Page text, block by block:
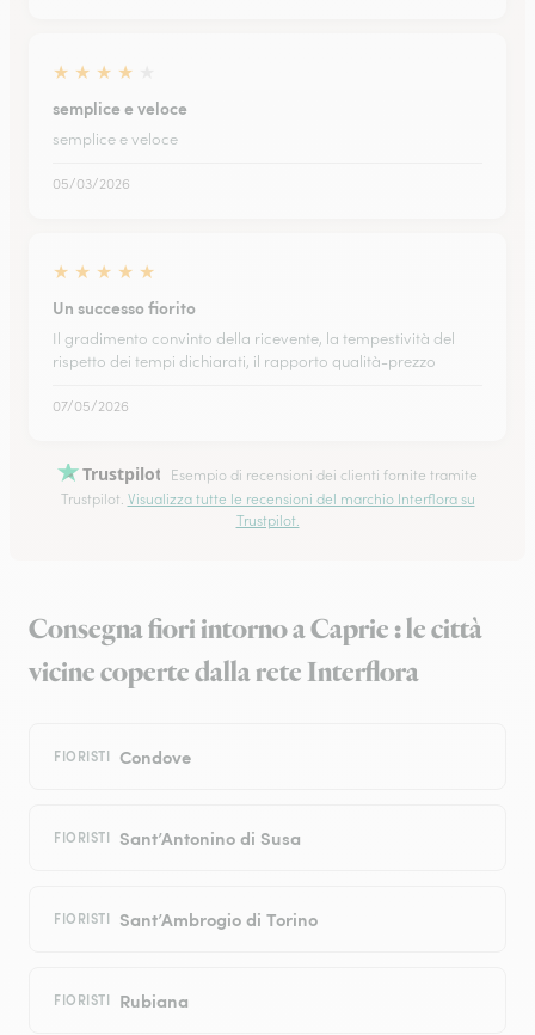
★ ★ ★ ★
semplice e veloce
semplice e veloce
05/03/2026
★ ★ ★ ★ ★
Un successo fiorito
Il gradimento convinto della ricevente, la tempestività del
rispetto dei tempi dichiarati, il rapporto qualità-prezzo
07/05/2026
Trustpilot
Esempio di recensioni dei clienti fornite tramite
Trustpilot. Visualizza tutte le recensioni del marchio Interflora su
Trustpilot.
Consegna fiori intorno a Caprie : le città
vicine coperte dalla rete Interflora
FIORISTI Condove
FIORISTI Sant’Antonino di Susa
FIORISTI Sant’Ambrogio di Torino
FIORISTI Rubiana